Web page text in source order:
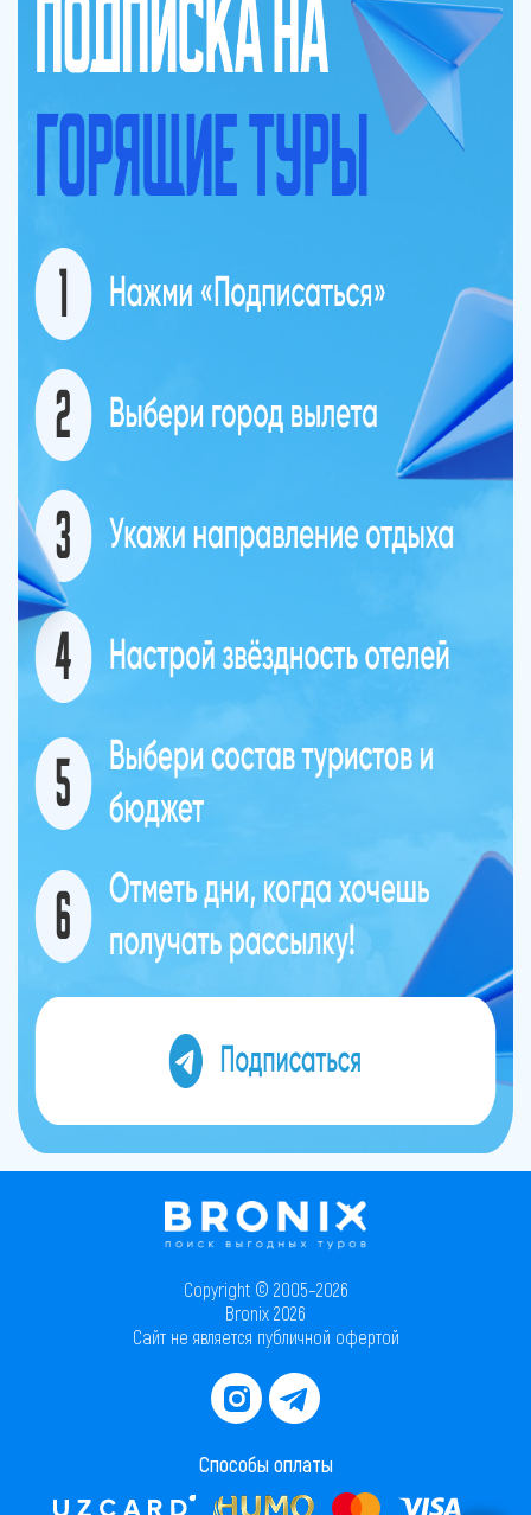
Copyright © 2005–2026
Bronix 2026
Сайт не является публичной офертой
Способы оплаты